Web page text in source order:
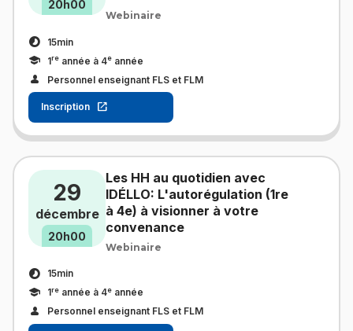
20h00
Webinaire
15min
1re année à 4e année
Personnel enseignant FLS et FLM
Inscription
29
décembre
20h00
Les HH au quotidien avec
IDÉLLO: L'autorégulation (1re
à 4e) à visionner à votre
convenance
Webinaire
15min
1re année à 4e année
Personnel enseignant FLS et FLM